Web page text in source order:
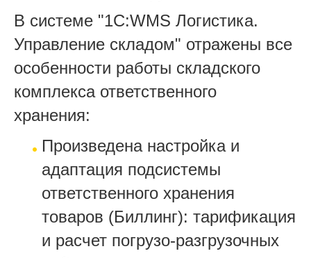
В системе "1С:WMS Логистика.
Управление складом" отражены все
особенности работы складского
комплекса ответственного
хранения:
Произведена настройка и
адаптация подсистемы
ответственного хранения
товаров (Биллинг): тарификация
и расчет погрузо-разгрузочных